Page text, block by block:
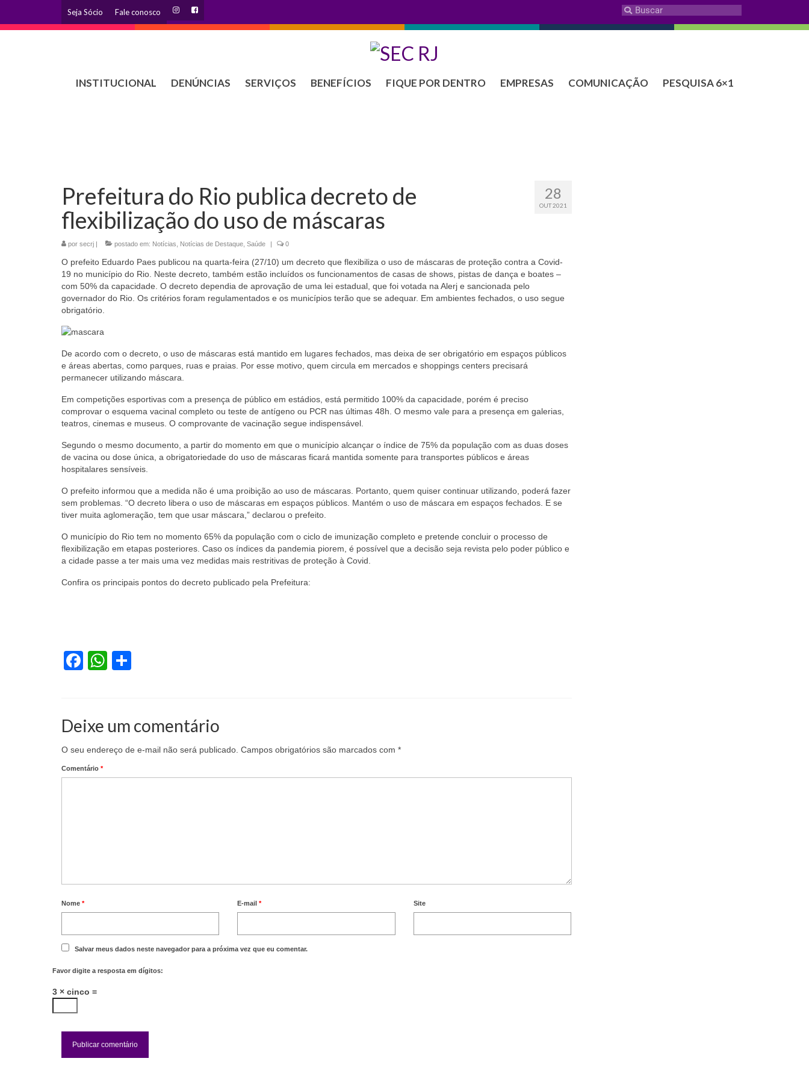
Seja Sócio Fale conosco
INSTITUCIONAL DENÚNCIAS SERVIÇOS BENEFÍCIOS FIQUE POR DENTRO EMPRESAS COMUNICAÇÃO PESQUISA 6×1
28
OUT 2021
Prefeitura do Rio publica decreto de
flexibilização do uso de máscaras
por secrj | postado em: Notícias Notícias de Destaque Saúde | 0
O prefeito Eduardo Paes publicou na quarta-feira (27/10) um decreto que flexibiliza o uso de máscaras de proteção contra a Covid-
19 no município do Rio. Neste decreto, também estão incluídos os funcionamentos de casas de shows, pistas de dança e boates –
com 50% da capacidade. O decreto dependia de aprovação de uma lei estadual, que foi votada na Alerj e sancionada pelo
governador do Rio. Os critérios foram regulamentados e os municípios terão que se adequar. Em ambientes fechados, o uso segue
obrigatório.
De acordo com o decreto, o uso de máscaras está mantido em lugares fechados, mas deixa de ser obrigatório em espaços públicos
e áreas abertas, como parques, ruas e praias. Por esse motivo, quem circula em mercados e shoppings centers precisará
permanecer utilizando máscara.
Em competições esportivas com a presença de público em estádios, está permitido 100% da capacidade, porém é preciso
comprovar o esquema vacinal completo ou teste de antígeno ou PCR nas últimas 48h. O mesmo vale para a presença em galerias,
teatros, cinemas e museus. O comprovante de vacinação segue indispensável.
Segundo o mesmo documento, a partir do momento em que o município alcançar o índice de 75% da população com as duas doses
de vacina ou dose única, a obrigatoriedade do uso de máscaras ficará mantida somente para transportes públicos e áreas
hospitalares sensíveis.
O prefeito informou que a medida não é uma proibição ao uso de máscaras. Portanto, quem quiser continuar utilizando, poderá fazer
sem problemas. “O decreto libera o uso de máscaras em espaços públicos. Mantém o uso de máscara em espaços fechados. E se
tiver muita aglomeração, tem que usar máscara,” declarou o prefeito.
O município do Rio tem no momento 65% da população com o ciclo de imunização completo e pretende concluir o processo de
flexibilização em etapas posteriores. Caso os índices da pandemia piorem, é possível que a decisão seja revista pelo poder público e
a cidade passe a ter mais uma vez medidas mais restritivas de proteção à Covid.
Confira os principais pontos do decreto publicado pela Prefeitura:
Facebook
WhatsApp
Deixe um comentário
O seu endereço de e-mail não será publicado. Campos obrigatórios são marcados com *
Comentário *
Nome * E-mail* Site
Salvar meus dados neste navegador para a próxima vez que eu comentar.
Favor digite a resposta em dígitos:
3 × cinco =